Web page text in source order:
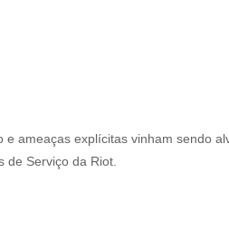
ameaças explícitas vinham sendo
Serviço da Riot.